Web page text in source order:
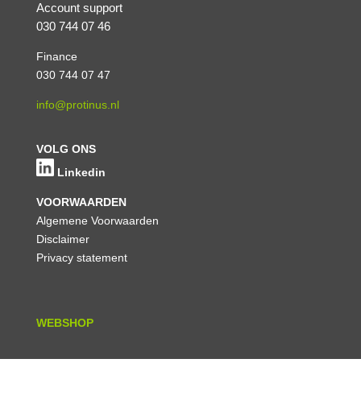
Account support
030 744 07 46
Finance
030 744 07 47
info@protinus.nl
VOLG ONS
Linkedin
VOORWAARDEN
Algemene Voorwaarden
Disclaimer
Privacy statement
WEBSHOP